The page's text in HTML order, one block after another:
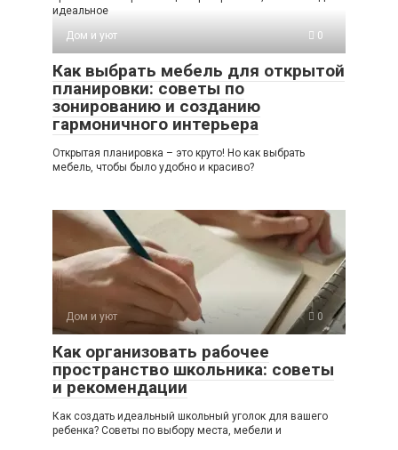
идеальное
Дом и уют
0
Как выбрать мебель для открытой
планировки: советы по
зонированию и созданию
гармоничного интерьера
Открытая планировка – это круто! Но как выбрать
мебель, чтобы было удобно и красиво?
Дом и уют 0
Как организовать рабочее
пространство школьника: советы
и рекомендации
Как создать идеальный школьный уголок для вашего
ребенка? Советы по выбору места, мебели и